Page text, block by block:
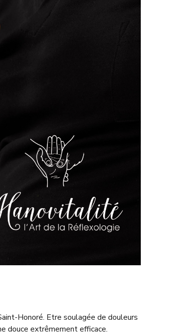
Honoré. Etre soulagée de douleurs
douce extrêmement efficace.